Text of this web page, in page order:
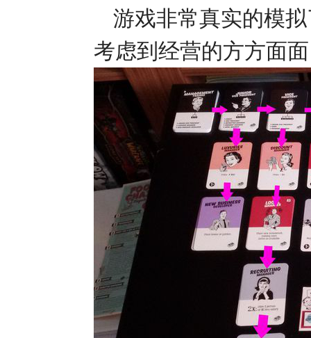
游戏非常真实的模
考虑到经营的方方面